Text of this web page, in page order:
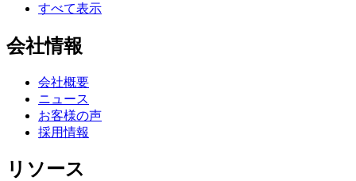
すべて表示
会社情報
会社概要
ニュース
お客様の声
採用情報
リソース